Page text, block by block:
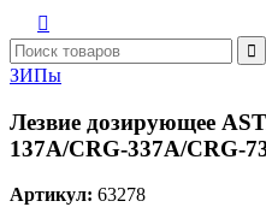


ЗИПы
Лезвие дозирующее
137A/CRG-337A/CRG-
Артикул: 63278